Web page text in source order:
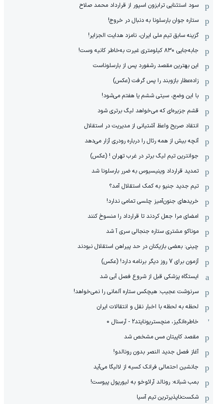
سود استثنایی ترابزون اسپور از قرارداد محمد صلاح
ستاره جوان بارسلونا به دنبال در خروج!
گزینه سابق تیم ملی ایران، نامزد هدایت الجزایر!
جابه‌جایی ۸۳۰ کیلومتری غیرت به‌خاطر کانیه وست!
این بهترین مقصد رشفورد پس از بارسلوناست
زاده‌عطار بازوبند را پس گرفت (عکس)
با این وضع، سیتی ششم یا هفتم می‌شود!
قشم جزیره‌ای که می‌خواهد لیگ برتری شود
انتقاد صریح واعظ آشتیانی از مدیریت در استقلال
آنچه بیش از همه رئال را درباره رودری آزار می‌دهد
جوانترین تیم لیگ برتر در غرب تهران ! (عکس)
تمدید قرارداد وینیسیوس به ضرر بارسلونا شد
تیم جدید جنپو به کمک استقلال آمد؟
خریدهای جنون‌آمیز چلسی تمامی ندارد!
امضای مرا جعل کردند تا قرارداد را منسوخ کنند
موناکو مشتری ستاره جنجالی سری آ شد
چینی: بعضی بازیکنان در حد پیراهن استقلال نبودند
آزمون برای 7 روز دیگر برنامه دارد! (عکس)
ایستگاه پزشکی قبل از شروع فصل آبی شد
سرنوشت عجیب: هیچکس ستاره آلمانی را نمی‌خواهد!
لحظه به لحظه با اخبار نقل و انتقالات ایران
خاطره‌انگیز، منچستریونایتد2 - آرسنال 0
مقصد کاپیتان مس مشخص شد
آغاز فصل جدید النصر بدون رونالدو!
جانشین احتمالی فرانک کسیه از لالیگا می‌آید
بمب شبانه: رونالد آرائوخو به لیورپول پیوست!
شکست‌ناپذیرترین تیم آسیا